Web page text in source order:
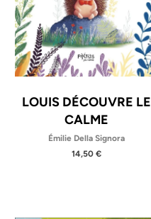
LOUIS DÉCOUVRE LE
CALME
Émilie Della Signora
14,50 €